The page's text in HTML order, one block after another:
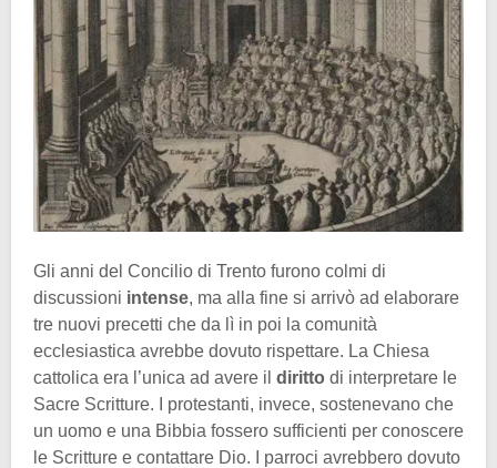
Gli anni del Concilio di Trento furono colmi di
discussioni intense, ma alla fine si arrivò ad elaborare
tre nuovi precetti che da lì in poi la comunità
ecclesiastica avrebbe dovuto rispettare. La Chiesa
cattolica era l’unica ad avere il diritto di interpretare le
Sacre Scritture. I protestanti, invece, sostenevano che
un uomo e una Bibbia fossero sufficienti per conoscere
le Scritture e contattare Dio. I parroci avrebbero dovuto